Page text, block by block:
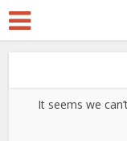
It seems we